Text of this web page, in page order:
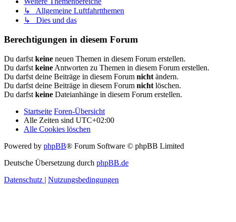
↳ Allgemeine Luftfahrtthemen
↳ Dies und das
Berechtigungen in diesem Forum
Du darfst keine neuen Themen in diesem Forum erstellen.
Du darfst keine Antworten zu Themen in diesem Forum erstellen.
Du darfst deine Beiträge in diesem Forum nicht ändern.
Du darfst deine Beiträge in diesem Forum nicht löschen.
Du darfst keine Dateianhänge in diesem Forum erstellen.
Startseite Foren-Übersicht
Alle Zeiten sind UTC+02:00
Alle Cookies löschen
Powered by phpBB® Forum Software © phpBB Limited
Deutsche Übersetzung durch phpBB.de
Datenschutz | Nutzungsbedingungen